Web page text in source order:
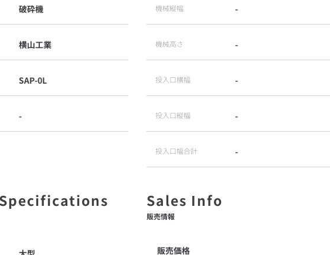
破砕機
横山工業
SAP-0L
-
機械縦幅 -
機械高さ -
投入口横幅 -
投入口縦幅 -
投入口幅合計 -
販売情報
販売価格